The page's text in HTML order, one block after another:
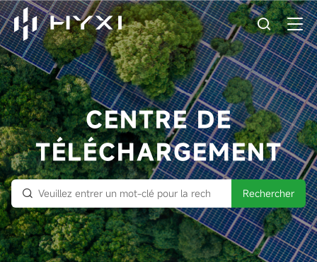
CENTRE DE
TÉLÉCHARGEMENT
Rechercher